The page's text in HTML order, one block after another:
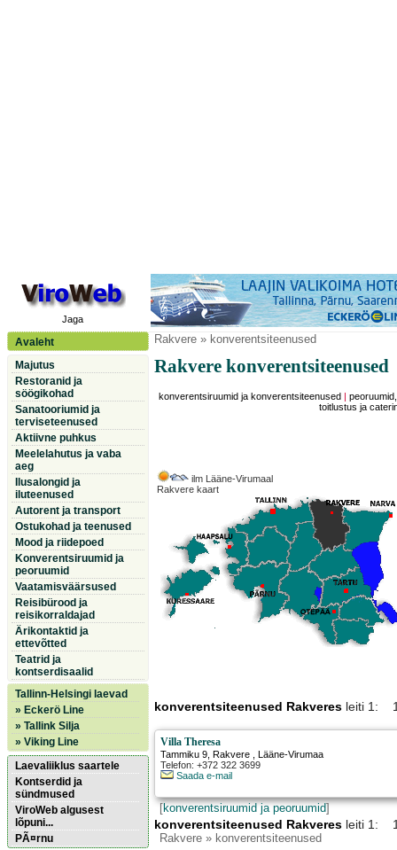
Jaga
Avaleht
Majutus
Restoranid ja
söögikohad
Sanatooriumid ja
terviseteenused
Aktiivne puhkus
Meelelahutus ja vaba
aeg
Ilusalongid ja
iluteenused
Autorent ja transport
Ostukohad ja teenused
Mood ja riidepoed
Konverentsiruumid ja
peoruumid
Vaatamisväärsused
Reisibürood ja
reisikorraldajad
Ärikontaktid ja
ettevõtted
Teatrid ja
kontserdisaalid
Tallinn-Helsingi laevad
» Eckerö Line
» Tallink Silja
» Viking Line
Laevaliiklus saartele
Kontserdid ja
sündmused
ViroWeb algusest
lõpuni...
PÃ¤rnu
Rakvere » konverentsiteenused
Rakvere konverentsiteenused
konverentsiruumid ja konverentsiteenused |
toitlustus ja
ilm Lääne-Virumaal
Rakvere kaart
konverentsiteenused Rakveres leiti 1:
Villa Theresa
Tammiku 9 Rakvere , Lääne-Virumaa
Telefon: +372 322 3699
Saada e-mail
[konverentsiruumid ja peoruumid]
konverentsiteenused Rakveres leiti 1:
Rakvere » konverentsiteenused